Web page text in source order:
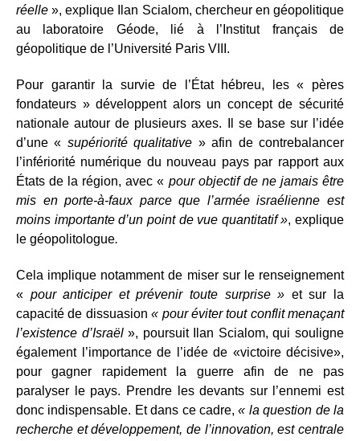
réelle», explique Ilan Scialom, chercheur en géopolitique
au laboratoire Géode, lié à l’Institut français de
géopolitique de l’Université Paris VIII.
Pour garantir la survie de l’État hébreu, les « pères
fondateurs » développent alors un concept de sécurité
nationale autour de plusieurs axes. Il se base sur l’idée
d’une « supériorité qualitative » afin de contrebalancer
l’infériorité numérique du nouveau pays par rapport aux
États de la région, avec « pour objectif de ne jamais être
mis en porte-à-faux parce que l’armée israélienne est
moins importante d’un point de vue quantitatif », explique
le géopolitologue.
Cela implique notamment de miser sur le renseignement
« pour anticiper et prévenir toute surprise » et sur la
capacité de dissuasion « pour éviter tout conflit menaçant
l’existence d’Israël», poursuit Ilan Scialom, qui souligne
également l’importance de l’idée de «victoire décisive»,
pour gagner rapidement la guerre afin de ne pas
paralyser le pays. Prendre les devants sur l’ennemi est
donc indispensable. Et dans ce cadre,« la question de la
recherche et développement, de l’innovation, est centrale